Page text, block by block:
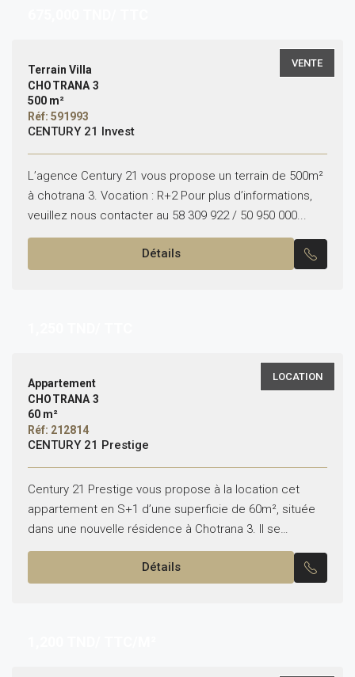
VENTE
Terrain Villa
CHOTRANA 3
500 m²
Réf: 591993
CENTURY 21 Invest
L’agence Century 21 vous propose un terrain de 500m²
à chotrana 3. Vocation : R+2 Pour plus d’informations,
veuillez nous contacter au 58 309 922 / 50 950 000...
Détails
LOCATION
Appartement
CHOTRANA 3
60 m²
Réf: 212814
CENTURY 21 Prestige
Century 21 Prestige vous propose à la location cet
appartement en S+1 d’une superficie de 60m², située
dans une nouvelle résidence à Chotrana 3. Il se
compose comme suit : – Un...
Détails